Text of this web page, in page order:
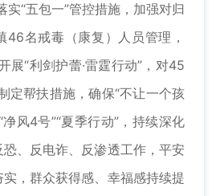
实“五包一”管控措施，加强对归
46名戒毒（康复）人员管理，
展“利剑护蕾·雷霆行动”，对45
定帮扶措施，确保“不让一个孩
风4号”“夏季行动”，持续深化
、反电诈、反渗透工作，平安
，群众获得感、幸福感持续提